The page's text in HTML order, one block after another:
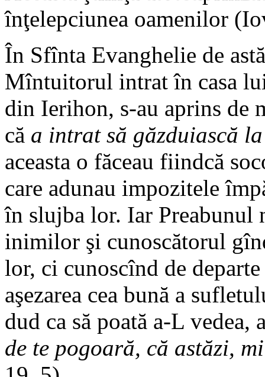
înţelepciunea oamenilor
În Sfînta Evanghelie de
Mîntuitorul intrat în casa
din Ierihon, s-au aprins de
că a intrat să găzduiască
aceasta o făceau fiindcă
care adunau impozitele
în slujba lor. Iar
inimilor şi cunoscătorul
lor, ci cunoscînd de
aşezarea cea bună a
dud ca să poată a-L vedea,
de te pogoară, că astăzi,